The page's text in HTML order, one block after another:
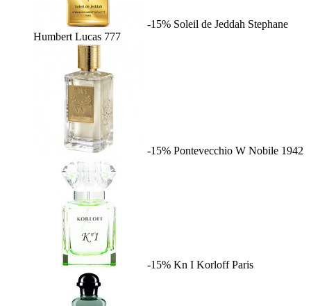
-15% Soleil de Jeddah Stephane
Humbert Lucas 777
-15% Pontevecchio W Nobile 1942
-15% Kn I Korloff Paris